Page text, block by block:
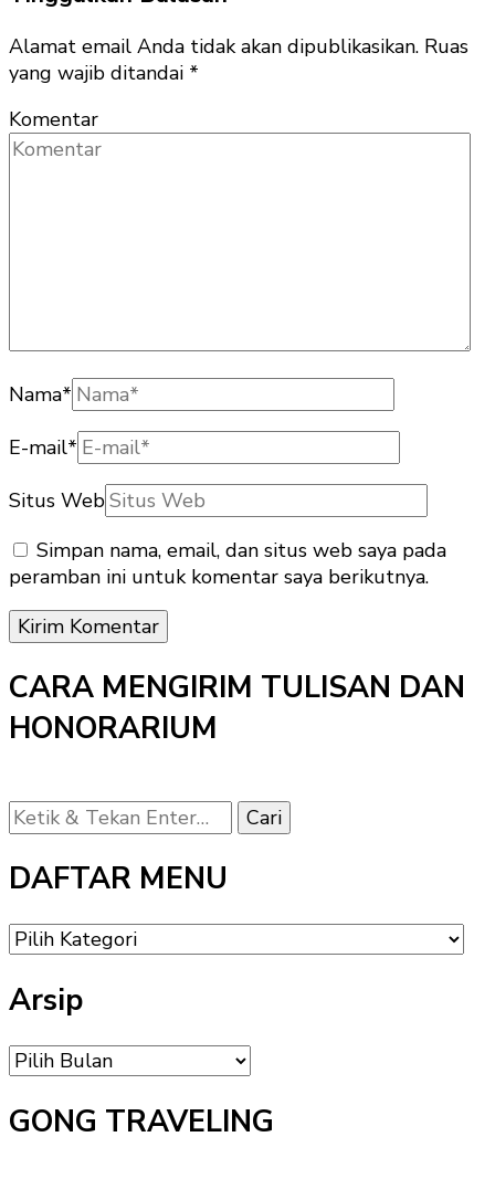
Alamat email Anda tidak akan dipublikasikan. Ruas
yang wajib ditandai *
Komentar
Nama*
E-mail*
Situs Web
Simpan nama, email, dan situs web saya pada
peramban ini untuk komentar saya berikutnya.
CARA MENGIRIM TULISAN DAN
HONORARIUM
Mencari
Sesuatu?
DAFTAR MENU
DAFTAR
MENU
Arsip
Arsip
GONG TRAVELING